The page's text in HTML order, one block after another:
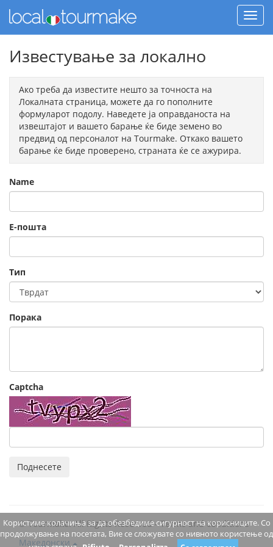
Известување за локално
Ако треба да известите нешто за точноста на
Локалната страница, можете да го пополните
формуларот подолу. Наведете ја оправданоста на
извештајот и вашето барање ќе биде земено во
предвид од персоналот на Tourmake. Откако вашето
барање ќе биде проверено, страната ќе се ажурира.
Name
Е-пошта
Тип
Порака
Captcha
Поднесете
© Tourmake. All Rights Reserved -Terms and conditions
Македонски
Користиме колачиња за да обезбедиме сигурност на корисниците. Со
продолжување на посетата, Вие се сложувате со нивното користење од